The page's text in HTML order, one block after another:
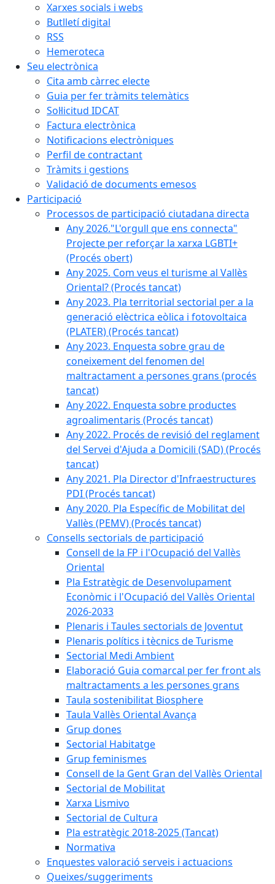
Xarxes socials i webs
Butlletí digital
RSS
Hemeroteca
Seu electrònica
Cita amb càrrec electe
Guia per fer tràmits telemàtics
Sol·licitud IDCAT
Factura electrònica
Notificacions electròniques
Perfil de contractant
Tràmits i gestions
Validació de documents emesos
Participació
Processos de participació ciutadana directa
Any 2026."L'orgull que ens connecta"
Projecte per reforçar la xarxa LGBTI+
(Procés obert)
Any 2025. Com veus el turisme al Vallès
Oriental? (Procés tancat)
Any 2023. Pla territorial sectorial per a la
generació elèctrica eòlica i fotovoltaica
(PLATER) (Procés tancat)
Any 2023. Enquesta sobre grau de
coneixement del fenomen del
maltractament a persones grans (procés
tancat)
Any 2022. Enquesta sobre productes
agroalimentaris (Procés tancat)
Any 2022. Procés de revisió del reglament
del Servei d'Ajuda a Domicili (SAD) (Procés
tancat)
Any 2021. Pla Director d'Infraestructures
PDI (Procés tancat)
Any 2020. Pla Específic de Mobilitat del
Vallès (PEMV) (Procés tancat)
Consells sectorials de participació
Consell de la FP i l'Ocupació del Vallès
Oriental
Pla Estratègic de Desenvolupament
Econòmic i l'Ocupació del Vallès Oriental
2026-2033
Plenaris i Taules sectorials de Joventut
Plenaris polítics i tècnics de Turisme
Sectorial Medi Ambient
Elaboració Guia comarcal per fer front als
maltractaments a les persones grans
Taula sostenibilitat Biosphere
Taula Vallès Oriental Avança
Grup dones
Sectorial Habitatge
Grup feminismes
Consell de la Gent Gran del Vallès Oriental
Sectorial de Mobilitat
Xarxa Lismivo
Sectorial de Cultura
Pla estratègic 2018-2025 (Tancat)
Normativa
Enquestes valoració serveis i actuacions
Queixes/suggeriments